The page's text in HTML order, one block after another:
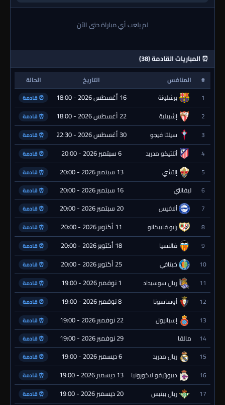
لم يلعب أي مباراة حتى الآن
⏰ المباريات القادمة (38)
# المنافس التاريخ
الحالة
1
برشلونة 16 أغسطس 2026 - 18:00 ⏰ قادمة
2 إشبيلية 22 أغسطس 2026 - 18:00 ⏰ قادمة
3 سيلتا فيجو 30 أغسطس 2026 - 22:30 ⏰ قادمة
4 أتلتيكو مدريد 6 سبتمبر 2026 - 20:00 ⏰ قادمة
5 إلتشي 13 سبتمبر 2026 - 20:00 ⏰ قادمة
6 ليفانتي 16 سبتمبر 2026 - 20:00 ⏰ قادمة
7 ألافيس 20 سبتمبر 2026 - 20:00 ⏰ قادمة
8 رايو فاييكانو 11 أكتوبر 2026 - 20:00 ⏰ قادمة
9 فالنسيا 18 أكتوبر 2026 - 20:00 ⏰ قادمة
10 خيتافي 25 أكتوبر 2026 - 20:00 ⏰ قادمة
11 ريال سوسيداد 1 نوفمبر 2026 - 19:00 ⏰ قادمة
12 أوساسونا 8 نوفمبر 2026 - 19:00 ⏰ قادمة
13 إسبانيول 22 نوفمبر 2026 - 19:00 ⏰ قادمة
14 مالقا 29 نوفمبر 2026 - 19:00 ⏰ قادمة
15 ريال مدريد 6 ديسمبر 2026 - 19:00 ⏰ قادمة
16 ديبورتيفو لاكورونيا 13 ديسمبر 2026 - 19:00 ⏰ قادمة
17 ريال بيتيس 20 ديسمبر 2026 - 19:00 ⏰ قادمة